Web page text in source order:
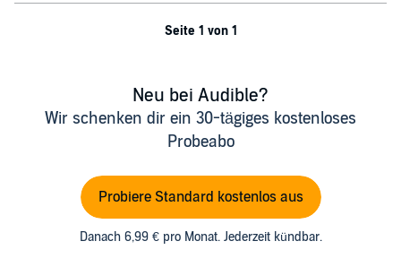
Seite 1 von 1
Neu bei Audible?
Wir schenken dir ein 30-tägiges kostenloses
Probeabo
Probiere Standard kostenlos aus
Danach 6,99 € pro Monat. Jederzeit kündbar.